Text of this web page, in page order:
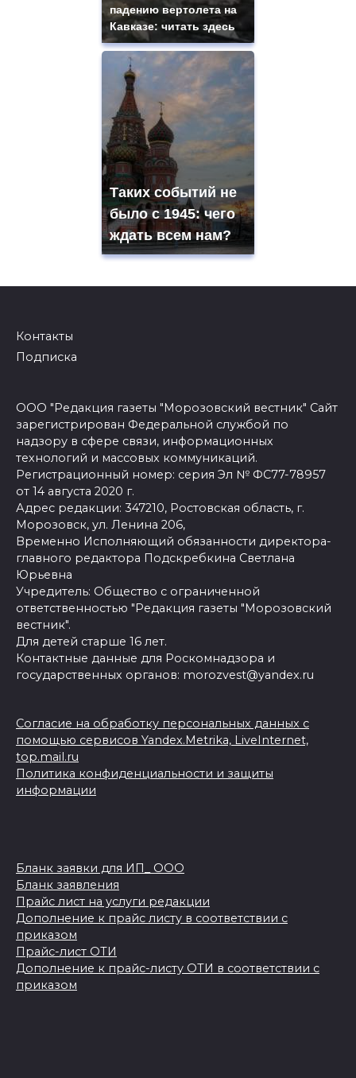
падению вертолета на
Кавказе: читать здесь
Таких событий не
было с 1945: чего
ждать всем нам?
Контакты
Подписка
ООО "Редакция газеты "Морозовский вестник" Сайт
зарегистрирован Федеральной службой по
надзору в сфере связи, информационных
технологий и массовых коммуникаций.
Регистрационный номер: серия Эл № ФС77-78957
от 14 августа 2020 г.
Адрес редакции: 347210, Ростовская область, г.
Морозовск, ул. Ленина 206,
Временно Исполняющий обязанности директора-
главного редактора Подскребкина Светлана
Юрьевна
Учредитель: Общество с ограниченной
ответственностью "Редакция газеты "Морозовский
вестник".
Для детей старше 16 лет.
Контактные данные для Роскомнадзора и
государственных органов: morozvest@yandex.ru
Согласие на обработку персональных данных с
помощью сервисов Yandex.Metrika, LiveInternet,
top.mail.ru
Политика конфиденциальности и защиты
информации
Бланк заявки для ИП_ ООО
Бланк заявления
Прайс лист на услуги редакции
Дополнение к прайс листу в соответствии с
приказом
Прайс-лист ОТИ
Дополнение к прайс-листу ОТИ в соответствии с
приказом